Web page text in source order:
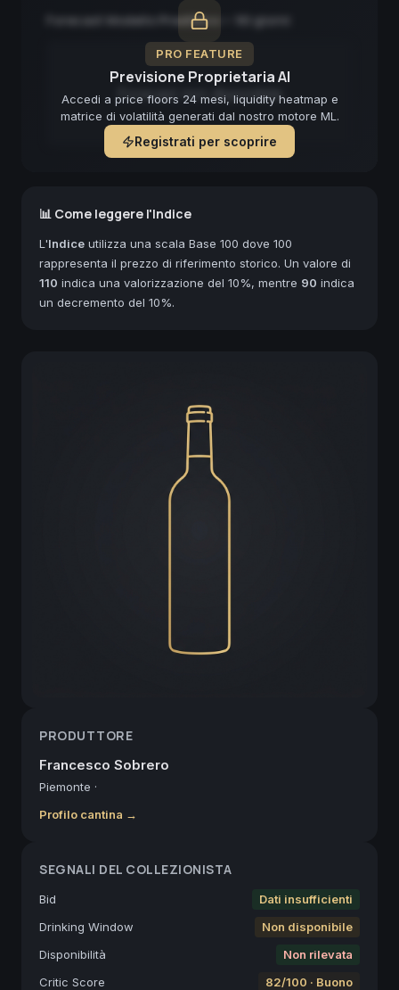
PRO FEATURE
Previsione Proprietaria AI
Accedi a price floors 24 mesi, liquidity heatmap e
matrice di volatilità generati dal nostro motore ML.
Registrati per scoprire
Forecast Modello Predittivo — 90 giorni
Forecast non disponibile
📊 Come leggere l'Indice
L'Indice utilizza una scala Base 100 dove 100
rappresenta il prezzo di riferimento storico. Un valore di
110 indica una valorizzazione del 10%, mentre 90 indica
un decremento del 10%.
PRODUTTORE
Francesco Sobrero
Piemonte ·
Profilo cantina →
SEGNALI DEL COLLEZIONISTA
Bid
Dati insufficienti
Drinking Window
Non disponibile
Disponibilità
Non rilevata
Critic Score
82/100 · Buono